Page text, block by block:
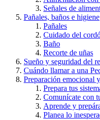
Señales de
Pañales, baños e higiene
Pañales
Cuidado del
Baño
Recorte de uñas
Sueño y seguridad del
Cuándo llamar a una
Preparación emocional
Prepara tus
Comunícate con
Aprende y
Planea lo